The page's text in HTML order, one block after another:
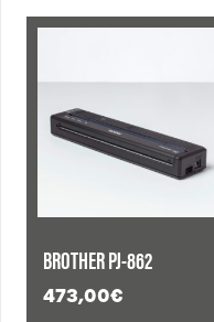
BROTHER PJ-862
473,00€